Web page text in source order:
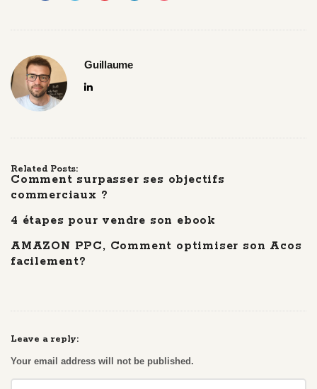
Guillaume
Related Posts:
Comment surpasser ses objectifs
commerciaux ?
4 étapes pour vendre son ebook
AMAZON PPC, Comment optimiser son Acos
facilement?
Leave a reply:
Your email address will not be published.